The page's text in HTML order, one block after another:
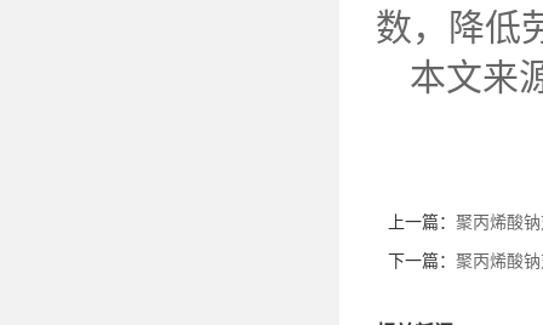
数，降低
本文来
上一篇： 聚丙烯酸
下一篇： 聚丙烯酸